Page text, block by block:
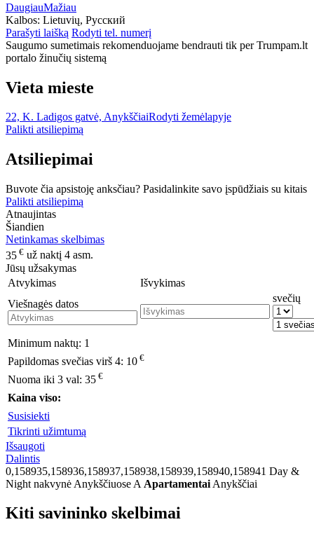
DaugiauMažiau
Kalbos: Lietuvių, Русский
Parašyti laišką Rodyti tel. numerį
Saugumo sumetimais rekomenduojame bendrauti tik per Trumpam.lt
portalo žinučių sistemą
Vieta mieste
22, K. Ladigos gatvė, AnykščiaiRodyti žemėlapyje
Palikti atsiliepimą
Atsiliepimai
Buvote čia apsistoję anksčiau? Pasidalinkite savo įspūdžiais su kitais
Palikti atsiliepimą
Atnaujintas
Šiandien
Netinkamas skelbimas
35 € už naktį 4 asm.
Jūsų užsakymas
Atvykimas
Išvykimas
Viešnagės datos
svečių
Minimum naktų: 1
Papildomas svečias virš 4: 10 €
Nuoma iki 3 val: 35 €
Kaina viso:
Susisiekti
Tikrinti užimtumą
Išsaugoti
Dalintis
0,158935,158936,158937,158938,158939,158940,158941 Day &
Night nakvynė Anykščiuose A Apartamentai Anykščiai
Kiti savininko skelbimai